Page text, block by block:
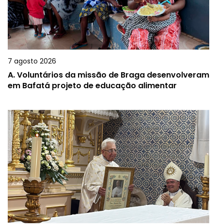
7 agosto 2026
A.Voluntários da missão de Braga desenvolveram
em Bafatá projeto de educação alimentar